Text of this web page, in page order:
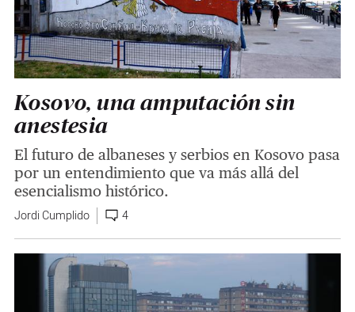
Kosovo, una amputación sin
anestesia
El futuro de albaneses y serbios en Kosovo pasa
por un entendimiento que va más allá del
esencialismo histórico.
Jordi Cumplido 4